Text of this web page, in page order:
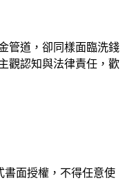
管道，卻同樣面臨洗錢
觀認知與法律責任，歡
書面授權，不得任意使